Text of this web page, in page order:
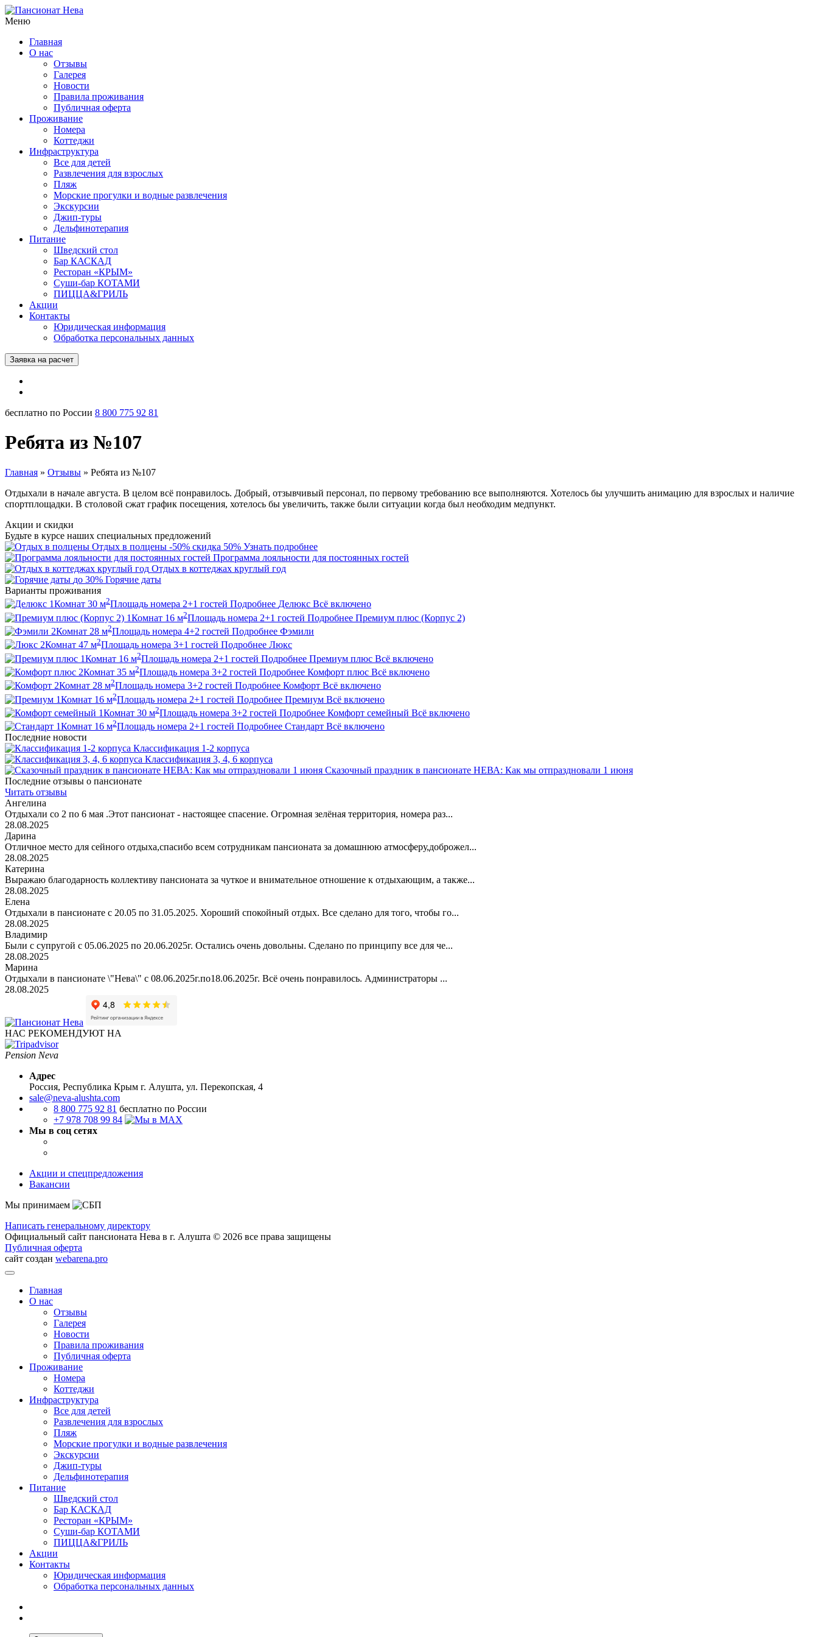
Меню
Главная
О нас
Отзывы
Галерея
Новости
Правила проживания
Публичная оферта
Проживание
Номера
Коттеджи
Инфраструктура
Все для детей
Развлечения для взрослых
Пляж
Морские прогулки и водные развлечения
Экскурсии
Джип-туры
Дельфинотерапия
Питание
Шведский стол
Бар КАСКАД
Ресторан «КРЫМ»
Суши-бар КОТАМИ
ПИЦЦА&ГРИЛЬ
Акции
Контакты
Юридическая информация
Обработка персональных данных
Заявка на расчет
бесплатно по России 8 800 775 92 81
Ребята из №107
Главная » Отзывы » Ребята из №107
Отдыхали в начале августа. В целом всё понравилось. Добрый, отзывчивый персонал, по первому требованию все выполняются. Хотелось бы улучшить анимацию для взрослых и наличие
спортплощадки. В столовой сжат график посещения, хотелось бы увеличить, также были ситуации когда был необходим медпункт.
Акции и скидки
Будьте в курсе наших специальных предложений
Отдых в полцены -50% скидка 50% Узнать подробнее
Программа лояльности для постоянных гостей
Отдых в коттеджах круглый год
до 30% Горячие даты
Варианты проживания
1Комнат 30 м2Площадь номера 2+1 гостей Подробнее Делюкс Всё включено
1Комнат 16 м2Площадь номера 2+1 гостей Подробнее Премиум плюс (Корпус 2)
2Комнат 28 м2Площадь номера 4+2 гостей Подробнее Фэмили
2Комнат 47 м2Площадь номера 3+1 гостей Подробнее Люкс
1Комнат 16 м2Площадь номера 2+1 гостей Подробнее Премиум плюс Всё включено
2Комнат 35 м2Площадь номера 3+2 гостей Подробнее Комфорт плюс Всё включено
2Комнат 28 м2Площадь номера 3+2 гостей Подробнее Комфорт Всё включено
1Комнат 16 м2Площадь номера 2+1 гостей Подробнее Премиум Всё включено
1Комнат 30 м2Площадь номера 3+2 гостей Подробнее Комфорт семейный Всё включено
1Комнат 16 м2Площадь номера 2+1 гостей Подробнее Стандарт Всё включено
Последние новости
Классификация 1-2 корпуса
Классификация 3, 4, 6 корпуса
Сказочный праздник в пансионате НЕВА: Как мы отпраздновали 1 июня
Последние отзывы о пансионате
Читать отзывы
Ангелина
Отдыхали со 2 по 6 мая .Этот пансионат - настоящее спасение. Огромная зелёная территория, номера раз...
28.08.2025
Дарина
Отличное место для сейного отдыха,спасибо всем сотрудникам пансионата за домашнюю атмосферу,доброжел...
28.08.2025
Катерина
Выражаю благодарность коллективу пансионата за чуткое и внимательное отношение к отдыхающим, а также...
28.08.2025
Елена
Отдыхали в пансионате с 20.05 по 31.05.2025. Хороший спокойный отдых. Все сделано для того, чтобы го...
28.08.2025
Владимир
Были с супругой с 05.06.2025 по 20.06.2025г. Остались очень довольны. Сделано по принципу все для че...
28.08.2025
Марина
Отдыхали в пансионате \"Нева\" с 08.06.2025г.по18.06.2025г. Всё очень понравилось. Администраторы ...
28.08.2025
НАС РЕКОМЕНДУЮТ НА
Pension Neva
Адрес
Россия, Республика Крым г. Алушта, ул. Перекопская, 4
sale@neva-alushta.com
8 800 775 92 81 бесплатно по России
+7 978 708 99 84
Мы в соц сетях
Акции и спецпредложения
Вакансии
Мы принимаем
Написать генеральному директору
Официальный сайт пансионата Нева в г. Алушта © 2026 все права защищены
Публичная оферта
сайт создан webarena.pro
Главная
О нас
Отзывы
Галерея
Новости
Правила проживания
Публичная оферта
Проживание
Номера
Коттеджи
Инфраструктура
Все для детей
Развлечения для взрослых
Пляж
Морские прогулки и водные развлечения
Экскурсии
Джип-туры
Дельфинотерапия
Питание
Шведский стол
Бар КАСКАД
Ресторан «КРЫМ»
Суши-бар КОТАМИ
ПИЦЦА&ГРИЛЬ
Акции
Контакты
Юридическая информация
Обработка персональных данных